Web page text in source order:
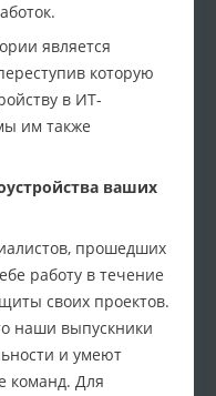
является
которую
в ИТ-
им также
ваших
прошедших
работу в течение
своих проектов.
наши выпускники
и умеют
команд. Для